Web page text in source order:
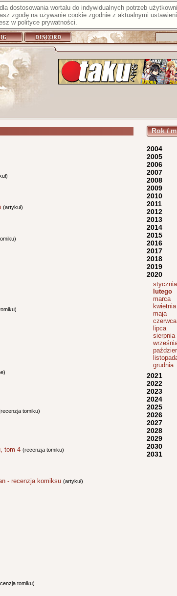
dostosowania wortalu do indywidualnych potrzeb
zgodę na używanie cookie zgodnie z aktualnymi
w polityce prywatności.
Rok /
2004
2005
2006
2007
2008
2009
2010
2011
2012
2013
2014
2015
2016
2017
2018
2019
2020
stycznia
lutego
marca
kwietnia
maja
czerwca
lipca
sierpnia
grudnia
2021
2022
2023
2024
2025
2026
2027
2028
2029
2030
2031
(artykuł)
tomiku)
tom 4 (recenzja tomiku)
- recenzja komiksu (artykuł)
tomiku)